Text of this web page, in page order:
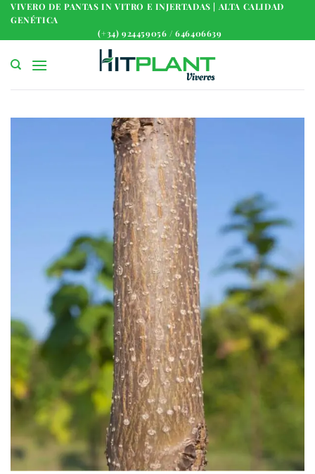
Saltar
contenido
VIVERO DE PANTAS IN VITRO E INJERTADAS | ALTA CALIDAD
GENÉTICA
(+34) 924459056 / 646406639